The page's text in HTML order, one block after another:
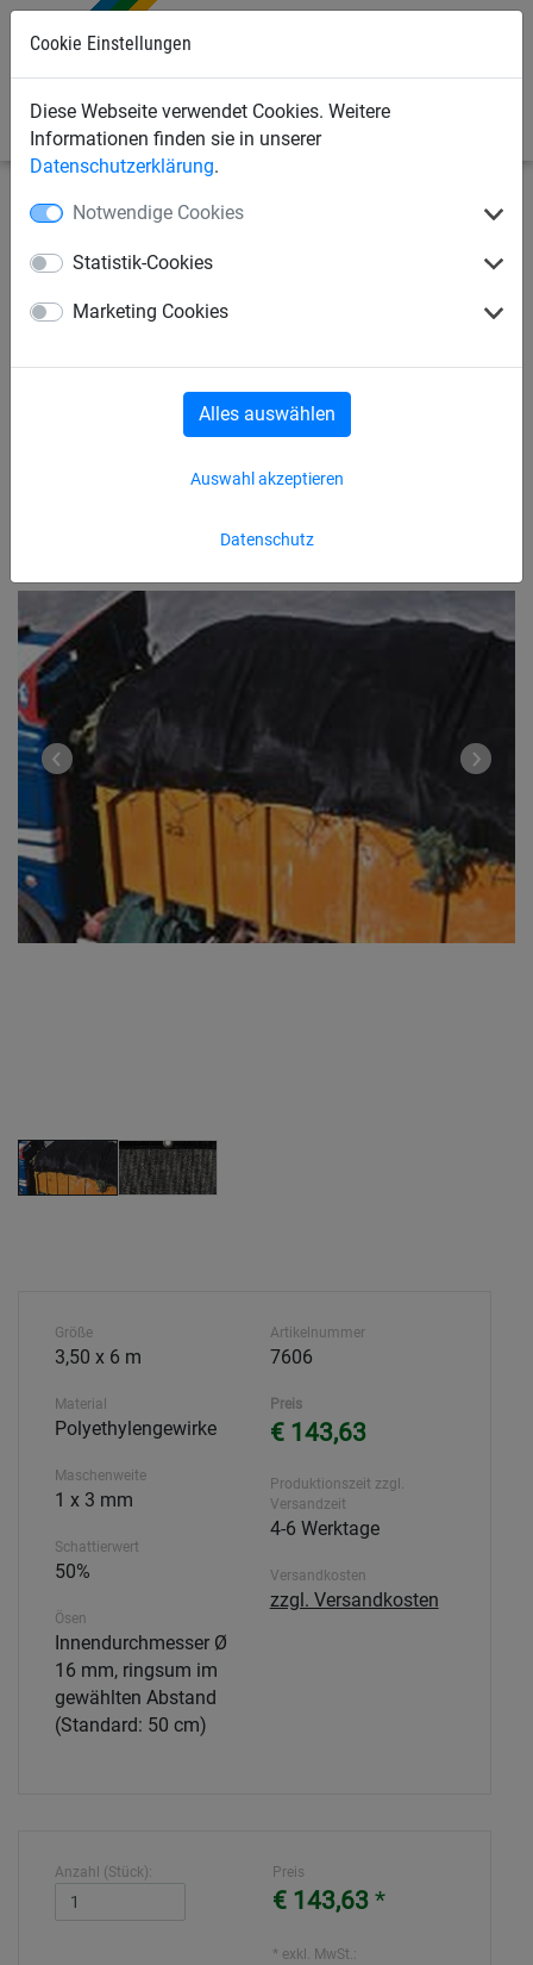
Cookie Einstellungen
Diese Webseite verwendet Cookies. Weitere
Informationen finden sie in unserer
Datenschutzerklärung.
Notwendige Cookies
Statistik-Cookies
Marketing Cookies
Datenschutz
Auswahl akzeptieren
Alles auswählen
Industrienetze
Abdecknetze und -planen
PE-Abdeckplane ca. 240 g/m²,
Größe 3,50 x 6 m
Größe
3,50 x 6 m
Material
Polyethylengewirke
Maschenweite
1 x 3 mm
Schattierwert
50%
Ösen
Innendurchmesser Ø
16 mm, ringsum im
gewählten Abstand
(Standard: 50 cm)
Artikelnummer
7606
Preis
€ 143,63
Produktionszeit zzgl.
Versandzeit
4-6 Werktage
Versandkosten
zzgl. Versandkosten
Anzahl (Stück): Preis
€ 143,63 *
* exkl. MwSt.: